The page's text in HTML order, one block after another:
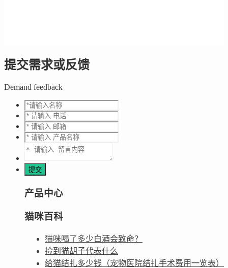
提交需求或反馈
Demand feedback
产品中心
猫咪百科
猫咪喝了多少白酒会致命？
捡到猫胡子代表什么
给猫结扎多少钱（宠物医院结扎手术费用一览表）